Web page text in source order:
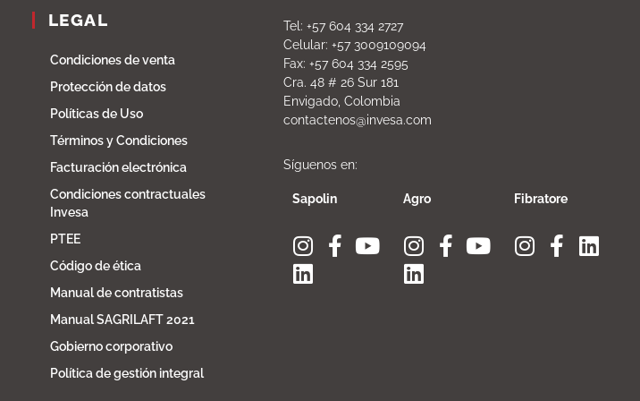
LEGAL
Condiciones de venta
Protección de datos
Políticas de Uso
Términos y Condiciones
Facturación electrónica
Condiciones contractuales
Invesa
PTEE
Código de ética
Manual de contratistas
Manual SAGRILAFT 2021
Gobierno corporativo
Política de gestión integral
Tel: +57 604 334 2727
Celular: +57 3009109094
Fax: +57 604 334 2595
Cra. 48 # 26 Sur 181
Envigado, Colombia
contactenos@invesa.com
Síguenos en:
Sapolin Agro Fibratore